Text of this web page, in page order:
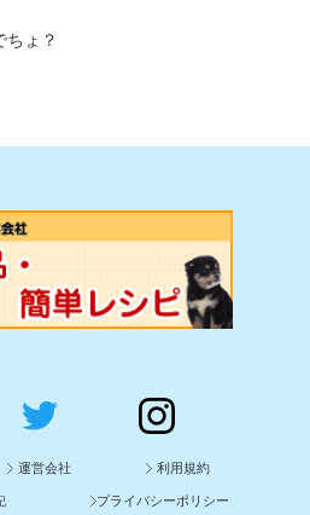
ちょ？
運営会社 利用規約
プライバシーポリシー